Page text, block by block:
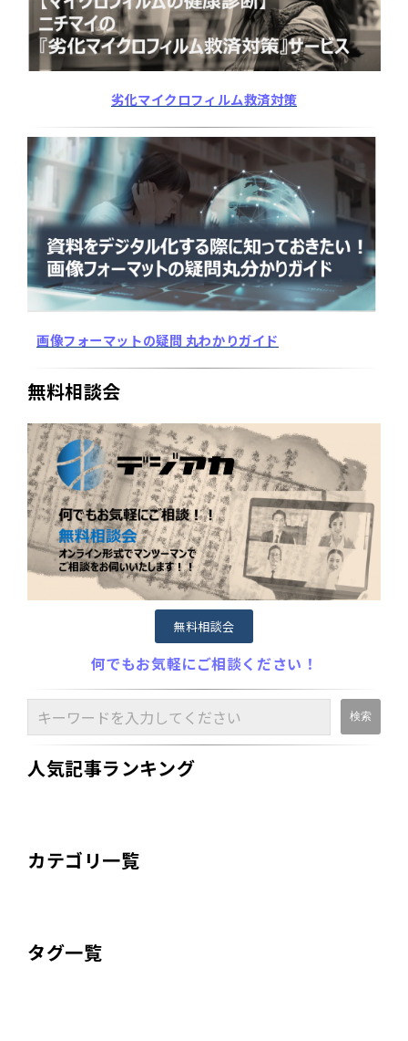
劣化マイクロフィルム救済対策
画像フォーマットの疑問 丸わかりガイド
無料相談会
無料相談会
何でもお気軽にご相談ください！
人気記事ランキング
カテゴリ一覧
タグ一覧